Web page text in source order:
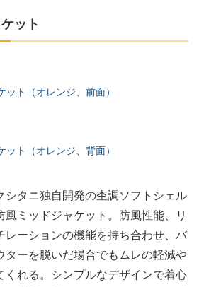
ット
ト（オレンジ、前面）
ト（オレンジ、背面）
シタニ独自開発の杢調ソフトシェル
風ミッドジャケット。防風性能、リ
レーションの機能を持ち合わせ、バ
ターを脱いだ場合でもムレの軽減や
くれる。シンプルなデザインで着心